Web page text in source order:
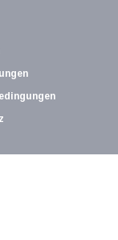
von
bestimmte